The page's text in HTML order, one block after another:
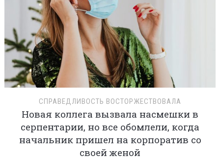
СПРАВЕДЛИВОСТЬ ВОСТОРЖЕСТВОВАЛА
Новая коллега вызвала насмешки в
серпентарии, но все обомлели, когда
начальник пришел на корпоратив со
своей женой